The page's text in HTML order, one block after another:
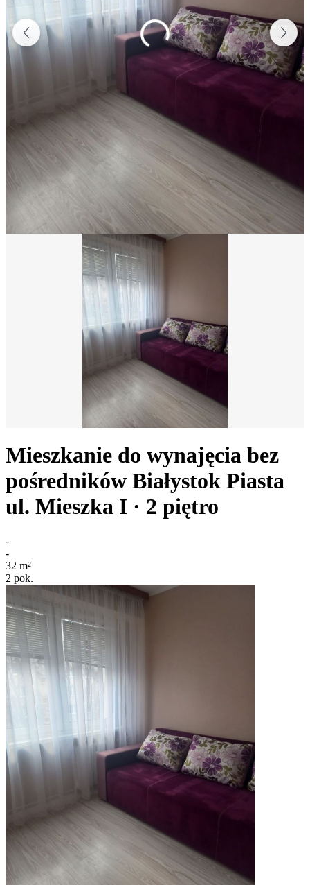
Mieszkanie do wynajęcia bez
pośredników Białystok Piasta
ul. Mieszka I · 2 piętro
-
-
32 m²
2 pok.